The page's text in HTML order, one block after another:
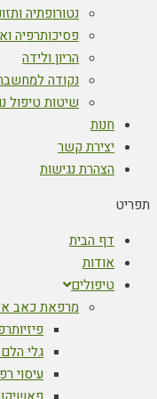
נטורופתיה
פסיכותרפיה
הריון ולידה
נקודה
שיטות טיפול
חנות
יצירת קשר
הצהרת נגישות
תפריט
דף הבית
אודות
טיפולים
מרפאת כאב
גלי
עיסוי